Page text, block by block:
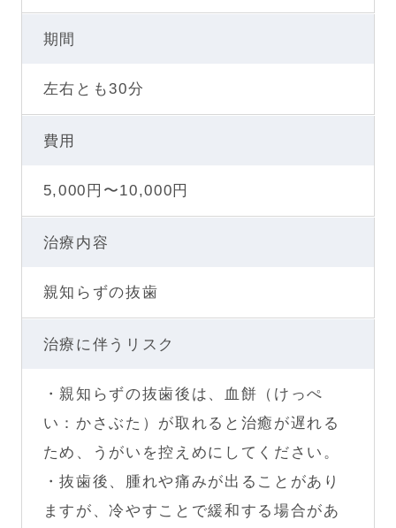
期間
左右とも30分
費用
5,000円〜10,000円
治療内容
親知らずの抜歯
治療に伴うリスク
・親知らずの抜歯後は、血餅（けっぺ
い：かさぶた）が取れると治癒が遅れる
ため、うがいを控えめにしてください。
・抜歯後、腫れや痛みが出ることがあり
ますが、冷やすことで緩和する場合があ